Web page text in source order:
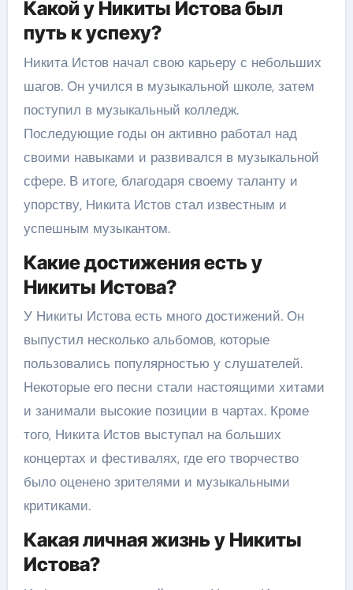
Какой у Никиты Истова был
путь к успеху?
Никита Истов начал свою карьеру с небольших
шагов. Он учился в музыкальной школе, затем
поступил в музыкальный колледж.
Последующие годы он активно работал над
своими навыками и развивался в музыкальной
сфере. В итоге, благодаря своему таланту и
упорству, Никита Истов стал известным и
успешным музыкантом.
Какие достижения есть у
Никиты Истова?
У Никиты Истова есть много достижений. Он
выпустил несколько альбомов, которые
пользовались популярностью у слушателей.
Некоторые его песни стали настоящими хитами
и занимали высокие позиции в чартах. Кроме
того, Никита Истов выступал на больших
концертах и фестивалях, где его творчество
было оценено зрителями и музыкальными
критиками.
Какая личная жизнь у Никиты
Истова?